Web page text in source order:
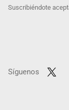
Suscribiéndote
Síguenos